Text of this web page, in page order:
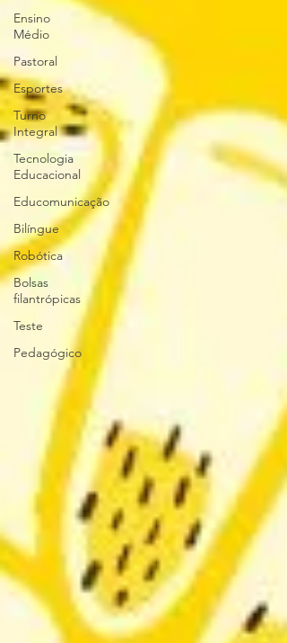
Ensino
Médio
Pastoral
Esportes
Turno
Integral
Tecnologia
Educacional
Educomunicação
Bilíngue
Robótica
Bolsas
filantrópicas
Teste
Pedagógico